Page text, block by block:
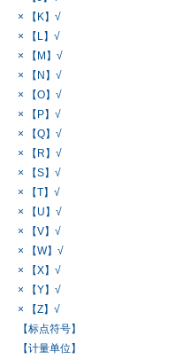
× 【K】√
× 【L】√
× 【M】√
× 【N】√
× 【O】√
× 【P】√
× 【Q】√
× 【R】√
× 【S】√
× 【T】√
× 【U】√
× 【V】√
× 【W】√
× 【X】√
× 【Y】√
× 【Z】√
【标点符号】
【计量单位】